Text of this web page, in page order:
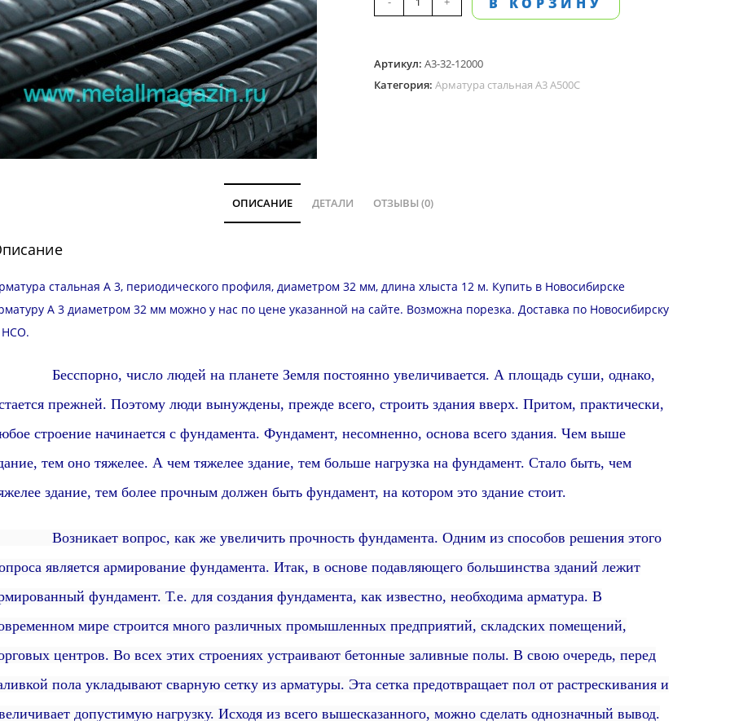
товара
А
3
12
Артикул:А3-32-12000
Категория:Арматура стальная А3 А500С
ОПИСАНИЕ ДЕТАЛИ ОТЗЫВЫ (0)
стальная А 3, периодического профиля, диаметром 32 мм, длина хлыста 12 м. Купить в Новосибирске
А 3 диаметром 32 мм можно у нас по цене указанной на сайте. Возможна порезка. Доставка по Новосибирску
НСО.
число людей на планете Земля постоянно увеличивается. А площадь суши, однако,
прежней. Поэтому люди вынуждены, прежде всего, строить здания вверх. Притом, практически,
строение начинается с фундамента. Фундамент, несомненно, основа всего здания. Чем выше
тем оно тяжелее. А чем тяжелее здание, тем больше нагрузка на фундамент. Стало быть, чем
здание, тем более прочным должен быть фундамент, на котором это здание стоит.
вопрос, как же увеличить прочность фундамента. Одним из способов решения этого
является армирование фундамента. Итак, в основе подавляющего большинства зданий лежит
фундамент. Т.е. для создания фундамента, как известно, необходима арматура. В
мире строится много различных промышленных предприятий, складских помещений,
центров. Во всех этих строениях устраивают бетонные заливные полы. В свою очередь, перед
пола укладывают сварную сетку из арматуры. Эта сетка предотвращает пол от растрескивания и
допустимую нагрузку. Исходя из всего вышесказанного, можно сделать однозначный вывод.